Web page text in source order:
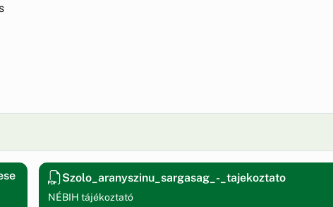
Szolo_aranyszinu_sargasag_-_tajekoztato
NÉBIH tájékoztató